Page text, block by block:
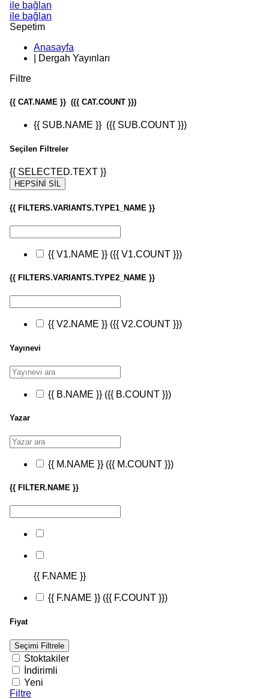
ile bağlan
ile bağlan
Sepetim
Anasayfa
Dergah Yayınları
Filtre
{{ CAT.NAME }} ({{ CAT.COUNT }})
{{ SUB.NAME }} ({{ SUB.COUNT }})
Seçilen Filtreler
{{ SELECTED.TEXT }}
HEPSİNİ SİL
{{ FILTERS.VARIANTS.TYPE1_NAME }}
{{ V1.NAME }} ({{ V1.COUNT }})
{{ FILTERS.VARIANTS.TYPE2_NAME }}
{{ V2.NAME }} ({{ V2.COUNT }})
Yayınevi
{{ B.NAME }} ({{ B.COUNT }})
Yazar
{{ M.NAME }} ({{ M.COUNT }})
{{ FILTER.NAME }}
{{ F.NAME }}
{{ F.NAME }} ({{ F.COUNT }})
Fiyat
Seçimi Filtrele
Stoktakiler
İndirimli
Yeni
Filtre